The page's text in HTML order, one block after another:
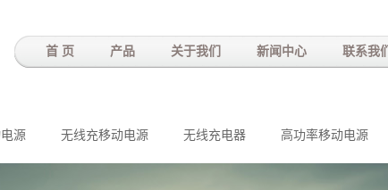
首 页 产品 关于我们 新闻中心 联系我们
源 无线充移动电源 无线充电器 高功率移动电源